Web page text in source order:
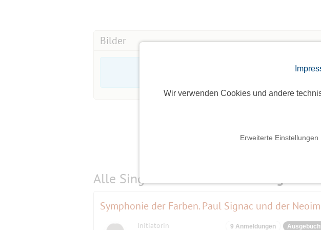
Wir verwenden Cookies und andere
Erweiterte Einstellungen
Bilder
Die Bildergalerien
Alle Single-Events am
Initiatorin 9 Anmeldungen